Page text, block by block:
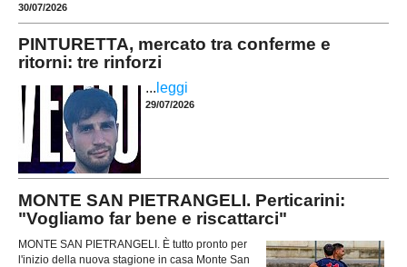
30/07/2026
PINTURETTA, mercato tra conferme e
ritorni: tre rinforzi
... leggi
29/07/2026
MONTE SAN PIETRANGELI. Perticarini:
"Vogliamo far bene e riscattarci"
MONTE SAN PIETRANGELI. È tutto pronto per
l'inizio della nuova stagione in casa Monte San